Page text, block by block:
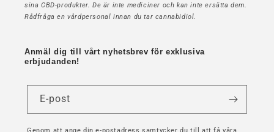
sina CBD-produkter. De är inte mediciner och kan inte ersätta dem.
Rådfråga en vårdpersonal innan du tar cannabidiol.
Anmäl dig till vårt nyhetsbrev för exklusiva
erbjudanden!
E-post